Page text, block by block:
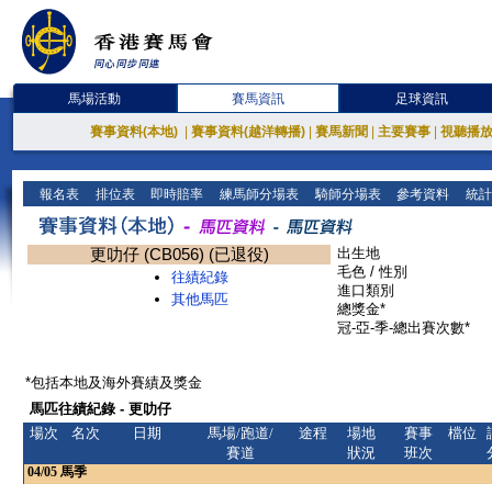
馬場活動 賽馬資訊 足球資訊
賽事資料(本地) 賽事資料(越洋轉播) 賽馬新聞 主要賽事 視聽播
報名表 排位表 即時賠率 練馬師分場表 騎師分場表 參考資料 統
更叻仔 (CB056) (已退役)
往績紀錄
其他馬匹
出生地
毛色 / 性別
進口類別
總獎金*
冠-亞-季-總出賽次數*
*包括本地及海外賽績及獎金
馬匹往績紀錄 - 更叻仔
場次
名次 日期
馬場/跑道/
賽道
途程
場地
狀況
賽事
班次
檔位
04/05 馬季